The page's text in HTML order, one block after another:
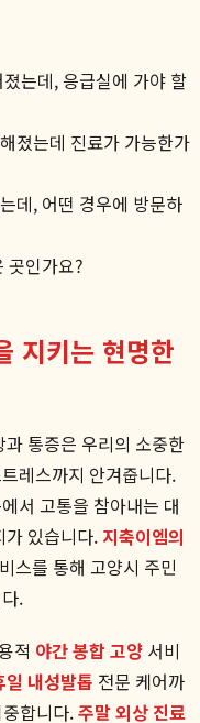
는데, 응급실에 가야 할
졌는데 진료가 가능한가
데, 어떤 경우에 방문하
곳인가요?
지키는 현명한
통증은 우리의 소중한
레스까지 안겨줍니다.
서 고통을 참아내는 대
가 있습니다. 지축이엠의
스를 통해 고양시 주민
.
적 야간 봉합 고양 서비
일 내성발톱 전문 케어까
합니다.주말 외상 진료